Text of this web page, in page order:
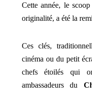
Cette année, le
originalité, a été la
Ces clés,
cinéma ou du petit
chefs étoilés qui
ambassadeurs du